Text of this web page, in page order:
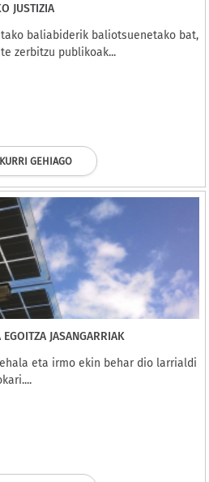
JUSTIZIA
baliabiderik baliotsuenetako bat,
zerbitzu publikoak...
GEHIAGO
JASANGARRIAK
eta irmo ekin behar dio larrialdi